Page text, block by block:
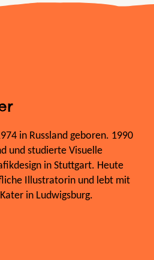
in Russland geboren. 1990
und studierte Visuelle
in Stuttgart. Heute
Illustratorin und lebt mit
in Ludwigsburg.